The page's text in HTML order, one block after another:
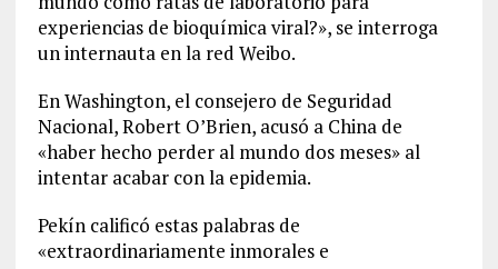
experiencias de bioquímica viral?», se interroga
un internauta en la red Weibo.
En Washington, el consejero de Seguridad
Nacional, Robert O’Brien, acusó a China de
«haber hecho perder al mundo dos meses» al
intentar acabar con la epidemia.
Pekín calificó estas palabras de
«extraordinariamente inmorales e